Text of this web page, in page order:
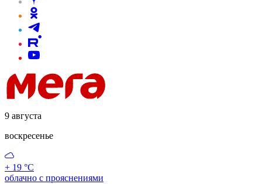
9 августа
воскресенье
+ 19 °С
облачно с прояснениями